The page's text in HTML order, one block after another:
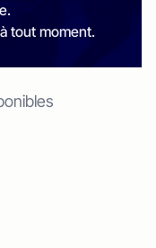
tout moment.